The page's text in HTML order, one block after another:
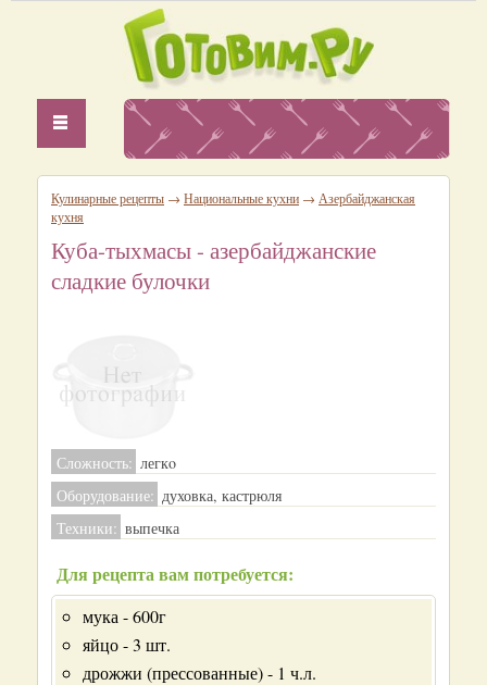
Кулинарные рецепты → Национальные кухни → Азербайджанская
кухня
Куба-тыхмасы - азербайджанские
сладкие булочки
Сложность: легкo
Оборудование: духовка, кастрюля
Техники: выпечка
Для рецепта вам потребуется:
мука - 600г
яйцо - 3 шт.
дрожжи (прессованные) - 1 ч.л.